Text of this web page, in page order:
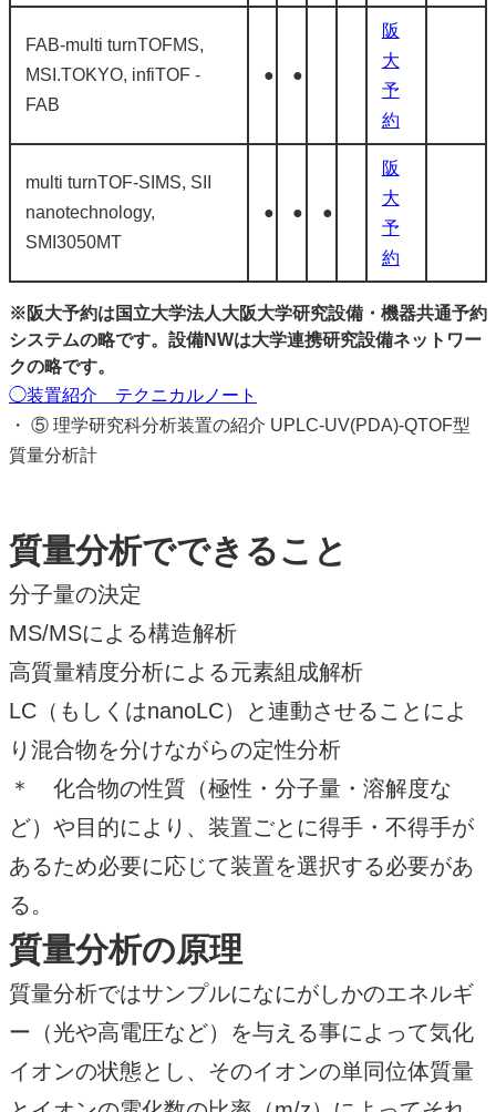
FAB-multi turnTOFMS,
MSI.TOKYO, infiTOF -
FAB
● ●
阪
大
予
約
multi turnTOF-SIMS, SII
nanotechnology,
SMI3050MT
● ● ●
阪
大
予
約
※阪大予約は国立大学法人大阪大学研究設備・機器共通予約
システムの略です。設備NWは大学連携研究設備ネットワー
クの略です。
◯装置紹介 テクニカルノート
・ ⑤ 理学研究科分析装置の紹介 UPLC-UV(PDA)-QTOF型
質量分析計
質量分析でできること
分子量の決定
MS/MSによる構造解析
高質量精度分析による元素組成解析
LC（もしくはnanoLC）と連動させることによ
り混合物を分けながらの定性分析
＊ 化合物の性質（極性・分子量・溶解度な
ど）や目的により、装置ごとに得手・不得手が
あるため必要に応じて装置を選択する必要があ
る。
質量分析の原理
質量分析ではサンプルになにがしかのエネルギ
ー（光や高電圧など）を与える事によって気化
イオンの状態とし、そのイオンの単同位体質量